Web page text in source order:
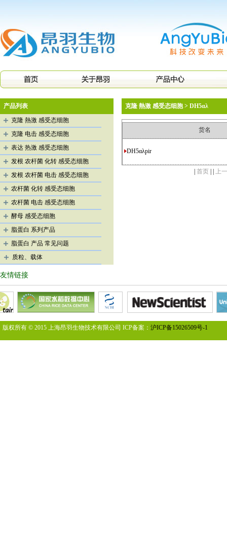
产品列表
克隆 熱激 感受态细胞
克隆 电击 感受态细胞
表达 热激 感受态细胞
发根 农杆菌 化转 感受态细胞
发根 农杆菌 电击 感受态细胞
农杆菌 化转 感受态细胞
农杆菌 电击 感受态细胞
酵母 感受态细胞
脂蛋白 系列产品
脂蛋白 产品 常见问题
质粒、载体
克隆 熱激 感受态细胞 > DH5αλ
货名
DH5αλpir
首页| | 上
友情链接
版权所有 © 2015 上海昂羽生物技术有限公司 ICP备案： 沪ICP备15026509号-1